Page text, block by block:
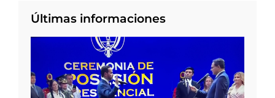
Últimas informaciones